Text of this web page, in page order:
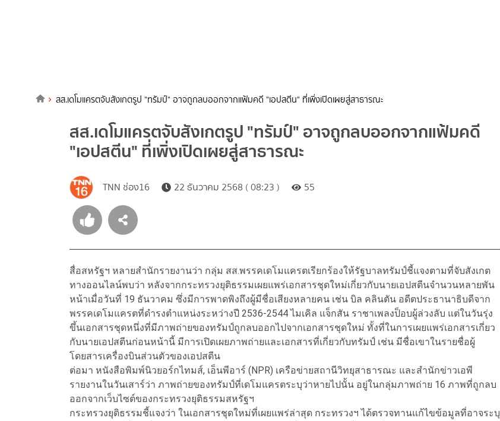
สส.เดโมแครตจับสังเกตรูป "ทรัมป์" อาจถูกลบออกจากแฟ้มคดี "เอปสตีน" ที่เพิ่งเปิดเผยสู่สาธารณะ
สส.เดโมแครตจับสังเกตรูป "ทรัมป์" อาจถูกลบออกจากแฟ้มคดี
"เอปสตีน" ที่เพิ่งเปิดเผยสู่สาธารณะ
TNN ช่อง16 22 ธันวาคม 2568 ( 08:23 ) 55
สื่อสหรัฐฯ หลายสำนักรายงานว่า กลุ่ม สส.พรรคเดโมแครตเรียกร้องให้รัฐบาลทรัมป์ชี้แจงตามที่จับสังเกต
ทางออนไลน์พบว่า หลังจากกระทรวงยุติธรรมเผยแพร่เอกสารชุดใหม่เกี่ยวกับนายเอปสตีนจำนวนหลายพัน
หน้าเมื่อวันที่ 19 ธันวาคม ซึ่งมีการพาดพิงถึงผู้มีชื่อเสียงหลายคน เช่น บิล คลินตัน อดีตประธานาธิบดีจาก
พรรคเดโมแครตที่ดำรงตำแหน่งระหว่างปี 2536-2544 ไมเคิล แจ็กสัน ราชาเพลงป็อบผู้ล่วงลับ แต่ในวันรุ่ง
ขึ้นเอกสารชุดหนึ่งที่มีภาพถ่ายของทรัมป์ถูกลบออกไปจากเอกสารชุดใหม่ ทั้งที่ในการเผยแพร่เอกสารเกี่ยว
กับนายเอปสตีนก่อนหน้านี้ มีการเปิดเผยภาพถ่ายและเอกสารที่เกี่ยวกับทรัมป์ เช่น มีชื่อเขาในรายชื่อผู้
โดยสารเครื่องบินส่วนตัวของเอปสตีน
ต่อมา หนังสือพิมพ์นิวยอร์กไทมส์, เอ็นพีอาร์ (NPR) เครือข่ายสถานีวิทยุสาธารณะ และสำนักข่าวเอพี
รายงานในวันเสาร์ว่า ภาพถ่ายของทรัมป์ที่เดโมแครตระบุว่าหายไปนั้น อยู่ในกลุ่มภาพถ่าย 16 ภาพที่ถูกลบ
ออกจากเว็บไซต์ของกระทรวงยุติธรรมสหรัฐฯ
กระทรวงยุติธรรมชี้แจงว่า ในเอกสารชุดใหม่ที่เผยแพร่ล่าสุด กระทรวงฯ ได้ตรวจทานแก้ไขข้อมูลที่อาจระบุ